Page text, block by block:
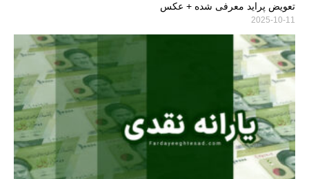
تعویض پراید معرفی شده + عکس
2025-10-11